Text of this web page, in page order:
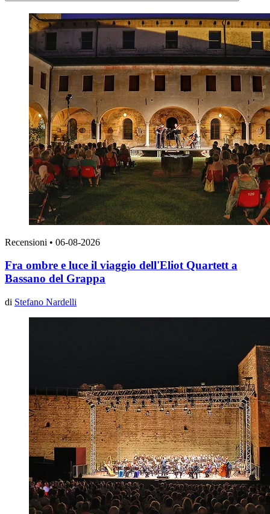
Recensioni • 06-08-2026
Fra ombre e luce il viaggio dell'Eliot Quartett a
Bassano del Grappa
di Stefano Nardelli